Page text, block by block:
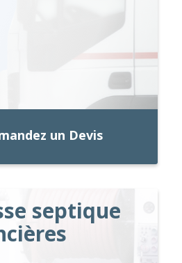
un Devis
septique